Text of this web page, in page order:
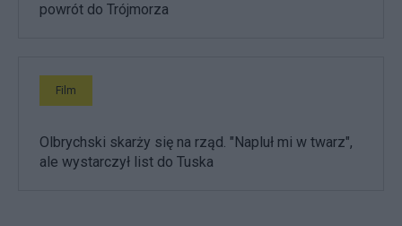
powrót do Trójmorza
Film
Olbrychski skarży się na rząd. "Napluł mi w twarz",
ale wystarczył list do Tuska